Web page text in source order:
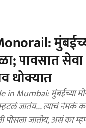
पावसात सेवा
धोक्यात
Mumbai: मुंबईच्या
जातंय... त्याचं नेमकं
पोसला जातोय, असं का